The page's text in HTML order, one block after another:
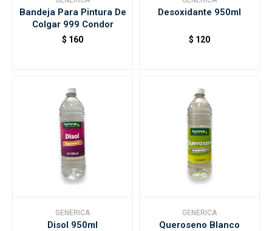
Bandeja Para Pintura De
Colgar 999 Condor
$ 160
Desoxidante 950ml
$ 120
GENERICA
Disol 950ml
GENERICA
Queroseno Blanco